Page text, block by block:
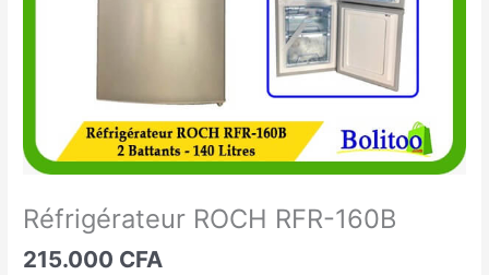
Réfrigérateur ROCH RFR-160B
215.000 CFA